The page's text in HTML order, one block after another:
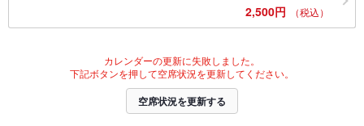
2,500円 （税込）
カレンダーの更新に失敗しました。
下記ボタンを押して空席状況を更新してください。
空席状況を更新する